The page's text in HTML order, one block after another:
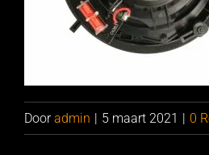
Dooradmin 5 maart 2021 0